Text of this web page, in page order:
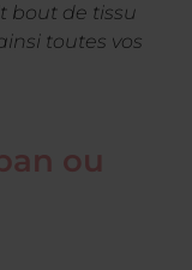
bout de tissu
toutes vos
ou